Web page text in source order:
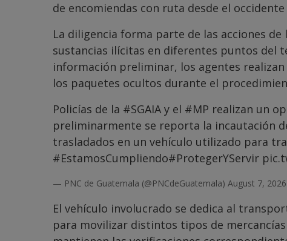
de encomiendas con ruta desde el
La diligencia forma parte de las acciones
sustancias ilícitas en diferentes puntos del
información preliminar, los agentes
los paquetes ocultos durante el
Policías de la #SGAIA y el #MP realizan un
preliminarmente se reporta la incautación
trasladados en un vehículo utilizado para
#EstamosCumpliendo#ProtegerYServir
— PNC de Guatemala (@PNCdeGuatemala) August 7, 2026
El vehículo involucrado se dedica al
para movilizar distintos tipos de